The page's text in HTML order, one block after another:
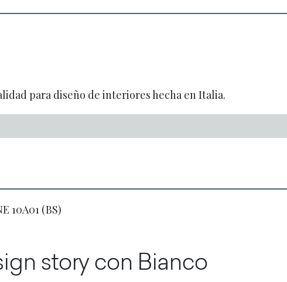
para diseño de interiores hecha en Italia.
10A01 (BS)
story con Bianco